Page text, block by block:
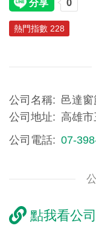
熱門指數 228
公司名稱
邑達
公司地址
高雄
公司電話
07-
點我看公